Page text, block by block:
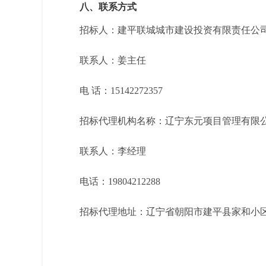
八、联系方式
招标人：建平联城城市建设投资有限责任公
联系人：姜主任
电 话： 15142272357
招标代理机构名称：辽宁东元项目管理有限
联系人：李经理
电话： 19804212288
招标代理地址：辽宁省朝阳市建平县家和小